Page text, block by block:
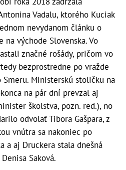
Vadalu, ktorého Kuciak
nevydanom článku o
východe Slovenska. Vo
značné rošády, pričom vo
bezprostredne po vražde
Smeru. Ministerskú stoličku na
na pár dní prevzal aj
školstva, pozn. red.), no
odvolať Tibora Gašpara, z
vnútra sa nakoniec po
a aj Druckera stala dnešná
Saková.